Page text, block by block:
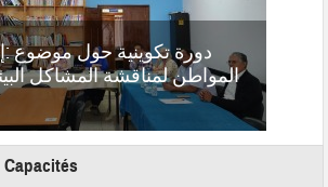
دورة تكوينية حول موضوع
المواطن لمناقشة المشاكل